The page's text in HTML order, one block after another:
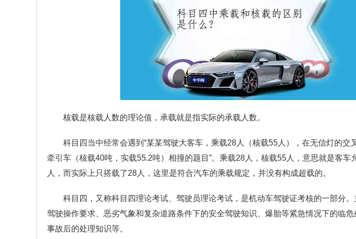
核载是核载人数的理论值，承载就是指实际的承载人数。
科目四当中经常会遇到“某某驾驶大客车，乘载28人（核载55人），在无信灯的交
牵引车（核载40吨，实载55.2吨）相撞的题目”。乘载28人，核载55人，意思就是客车
人，而实际上只搭载了28人，这里是符合汽车的乘载规定，并没有构成超载的。
科目四，又称科目四理论考试、驾驶员理论考试，是机动车驾驶证考核的一部分
驾驶操作要求、恶劣气象和复杂道路条件下的安全驾驶知识、爆胎等紧急情况下的临
事故后的处理知识等。